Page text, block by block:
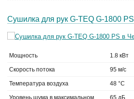
Сушилка для рук G-TEQ G-1800 PS
Мощность 1.8 кВт
Скорость потока 95 м/с
Температура воздуха 48 °C
Уровень шума в максимальном
65 дБ